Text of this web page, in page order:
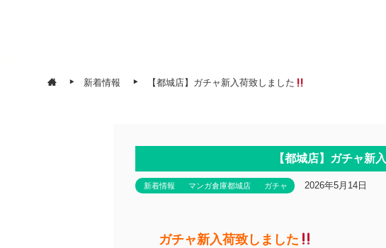
新着情報 【都城店】ガチャ新入荷致しました
【都城店】ガチャ新
新着情報 マンガ倉庫都城店 ガチャ 2026年5月14日
ガチャ新入荷致しました